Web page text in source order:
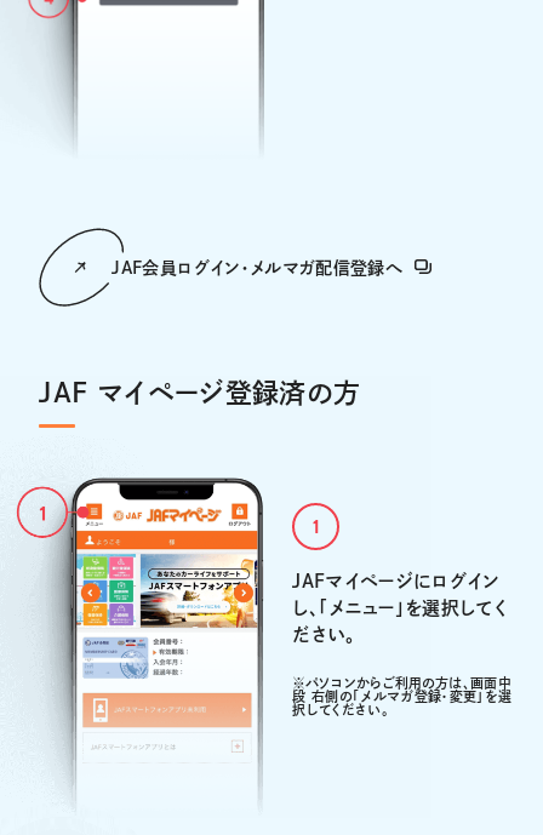
JAF会員ログイン・メルマガ配信登録へ
JAF マイページ登録済の方
1
JAFマイページにログイン
し、「メニュー」を選択してく
ださい。
※パソコンからご利用の方は、画面中
段 右側の「メルマガ登録・変更」を選
択してください。